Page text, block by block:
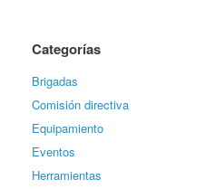
Categorías
Brigadas
Comisión directiva
Equipamiento
Eventos
Herramientas